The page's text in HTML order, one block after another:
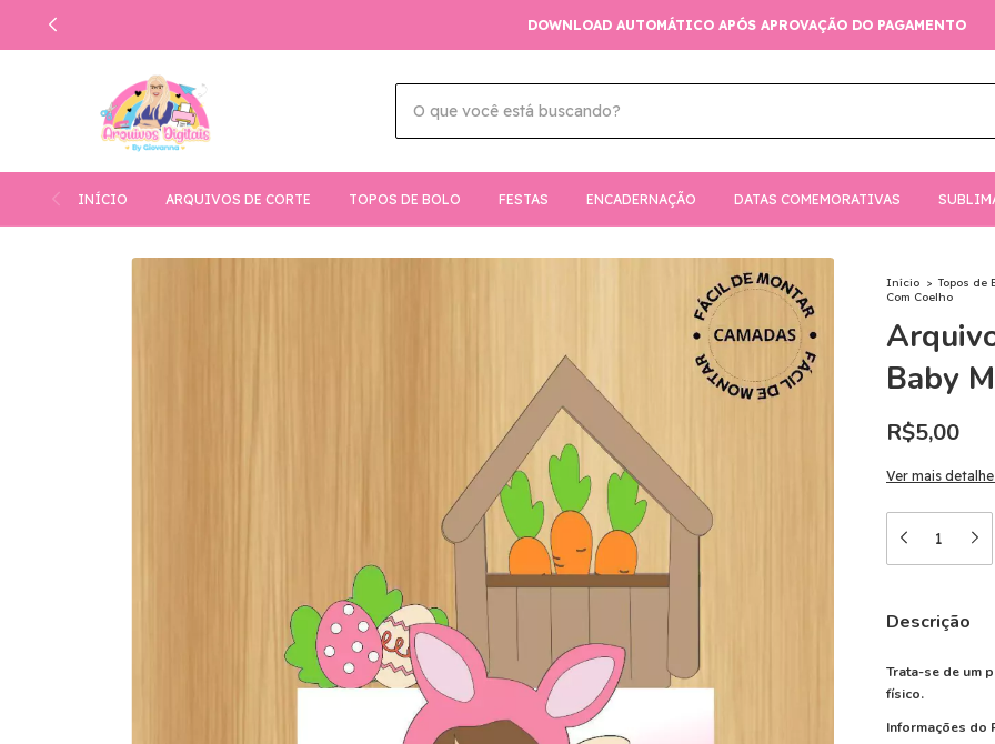
COMPRE E RECEBA SEUS LINKS NO E-MAIL PARA BAIXAR
INÍCIO ARQUIVOS DE CORTE TOPOS DE BOLO FESTAS ENCADERNAÇÃO DATAS COMEMORATIVAS
Início > Topos de
Com Coelho
Baby
R$5,00
Ver mais
Descrição
Trata-se de um
físico.
Informações do